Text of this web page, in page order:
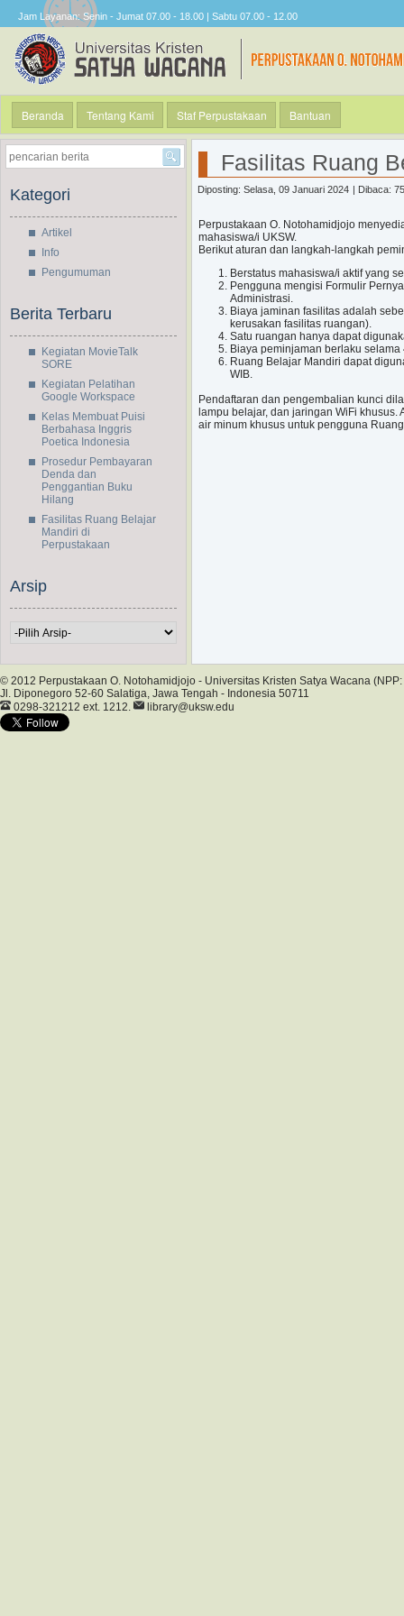
Jam Layanan: Senin - Jumat 07.00 - 18.00 | Sabtu 07.00 - 12.00
Beranda Tentang Kami Staf Perpustakaan Bantuan
Kategori
Artikel
Info
Pengumuman
Berita Terbaru
Kegiatan MovieTalk
SORE
Kegiatan Pelatihan
Google Workspace
Kelas Membuat Puisi
Berbahasa Inggris
Poetica Indonesia
Prosedur Pembayaran
Denda dan
Penggantian Buku
Hilang
Fasilitas Ruang Belajar
Mandiri di
Perpustakaan
Arsip
Fasilitas Ruang
Diposting: Selasa, 09 Januari 2024 | Dibaca:
Perpustakaan O. Notohamidjojo
mahasiswa/i UKSW.
Berikut aturan dan langkah-langkah
Berstatus mahasiswa/i aktif yang
Pengguna mengisi Formulir
Administrasi.
Biaya jaminan fasilitas adalah
kerusakan fasilitas ruangan).
Satu ruangan hanya dapat
Biaya peminjaman berlaku
Ruang Belajar Mandiri dapat
WIB.
Pendaftaran dan pengembalian kunci
lampu belajar, dan jaringan WiFi
air minum khusus untuk pengguna
© 2012 Perpustakaan O. Notohamidjojo - Universitas Kristen Satya Wacana
Jl. Diponegoro 52-60 Salatiga, Jawa Tengah - Indonesia 50711
0298-321212 ext. 1212.
library@uksw.edu